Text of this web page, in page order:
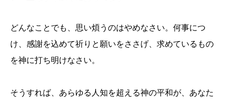
どんなことでも、思い煩うのはやめなさい。何事につ
け、感謝を込めて祈りと願いをささげ、求めているもの
を神に打ち明けなさい。
そうすれば、あらゆる人知を超える神の平和が、あなた